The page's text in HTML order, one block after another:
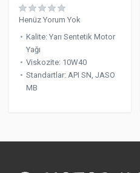
Henüz Yorum Yok
Kalite: Yarı Sentetik Motor
Yağı
Viskozite: 10W40
Standartlar: API SN, JASO
MB